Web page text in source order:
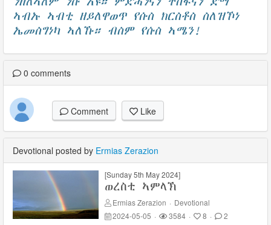
ኣብኡ ኣብቲ ዘይለዋወጥ የሱስ ክርስቶስ ስለዝኾነ
ኤመስግነካ ኣለኹ። ብስም የሱስ ኣሜን!
0 comments
Comment Like
Devotional posted by Ermias Zerazion
[Sunday 5th May 2024]
ወረስቲ ኣምላኽ
Ermias Zerazion · Devotional
2024-05-05 · 3584 · 8 · 2